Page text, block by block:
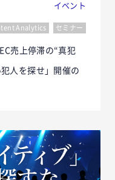
イベント
Analytics セミナー
売上停滞の“真犯
人を探せ」開催の